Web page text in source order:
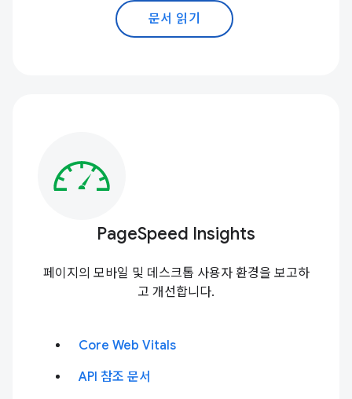
문서 읽기
PageSpeed Insights
페이지의 모바일 및 데스크톱 사용자 환경을 보고하
고 개선합니다.
Core Web Vitals
API 참조 문서